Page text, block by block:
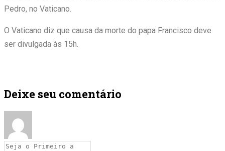
Pedro, no Vaticano.
O Vaticano diz que causa da morte do papa Francisco deve
ser divulgada às 15h.
Deixe seu comentário